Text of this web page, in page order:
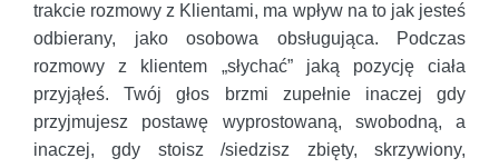
trakcie rozmowy z Klientami, ma wpływ na to jak jesteś
odbierany, jako osobowa obsługująca. Podczas
rozmowy z klientem „słychać” jaką pozycję ciała
przyjąłeś. Twój głos brzmi zupełnie inaczej gdy
przyjmujesz postawę wyprostowaną, swobodną, a
inaczej, gdy stoisz /siedzisz zbięty, skrzywiony,